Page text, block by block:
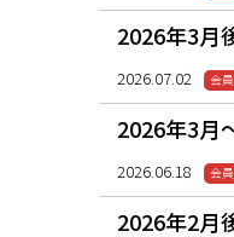
2026年3月
2026.07.02
2026年3月
2026.06.18
2026年2月